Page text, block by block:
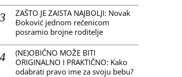
ZAŠTO JE ZAISTA NAJBOLJI: Novak
Đoković jednom rečenicom
posramio brojne roditelje
(NE)OBIČNO MOŽE BITI
ORIGINALNO I PRAKTIČNO: Kako
odabrati pravo ime za svoju bebu?